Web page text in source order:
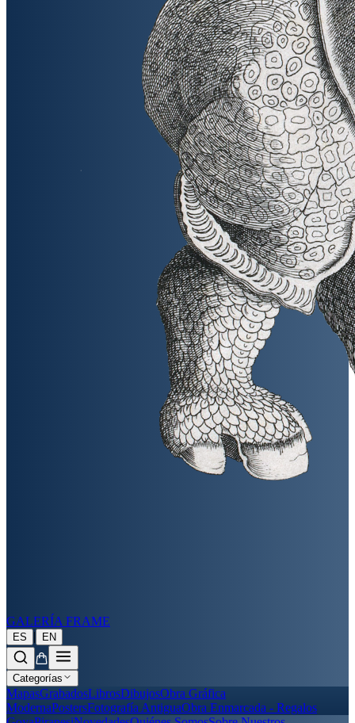
GALERÍA FRAME
ES | EN
Categorías
MapasGrabadosLibrosDibujosObra Gráfica
ModernaPostersFotografía AntiguaObra Enmarcada - Regalos